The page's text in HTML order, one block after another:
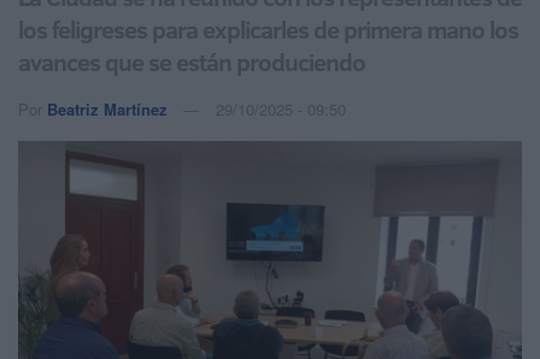
los feligreses para explicarles de primera mano los
avances que se están produciendo
Por Beatriz Martínez 29/10/2025 - 09:50